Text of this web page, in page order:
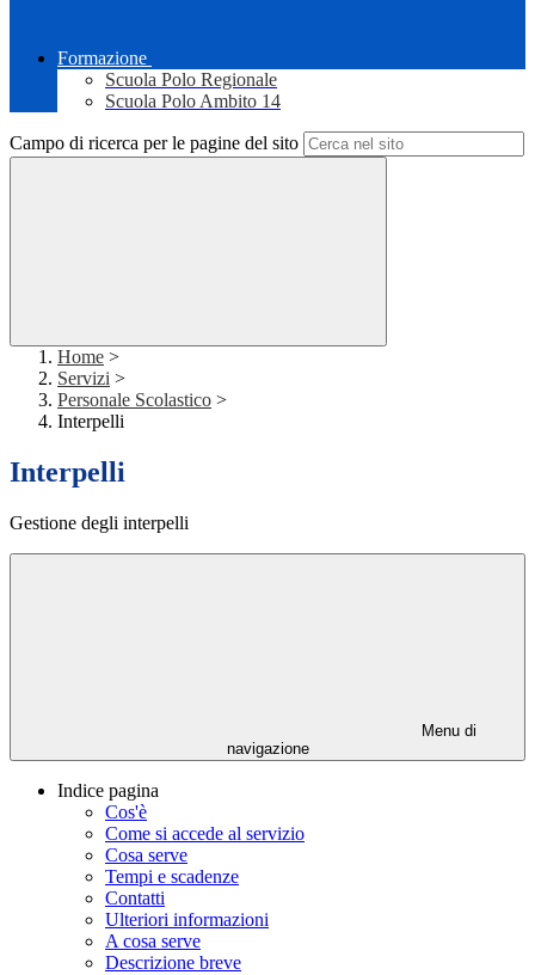
Formazione
Scuola Polo Regionale
Scuola Polo Ambito 14
Campo di ricerca per le pagine del sito
Home >
Servizi >
Personale Scolastico >
Interpelli
Interpelli
Gestione degli interpelli
Menu di
navigazione
Indice pagina
Cos'è
Come si accede al servizio
Cosa serve
Tempi e scadenze
Contatti
Ulteriori informazioni
A cosa serve
Descrizione breve